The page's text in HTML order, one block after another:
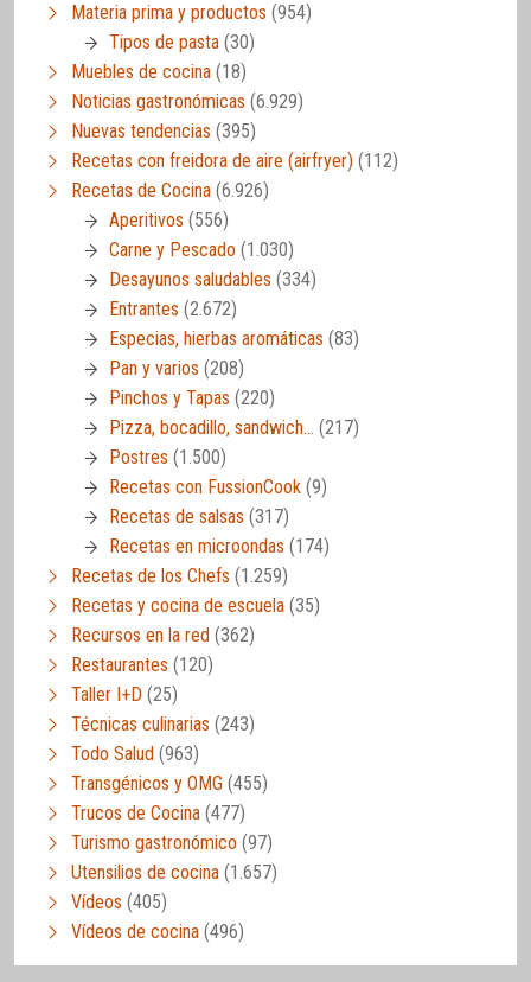
Materia prima y productos (954)
Tipos de pasta (30)
Muebles de cocina (18)
Noticias gastronómicas (6.929)
Nuevas tendencias (395)
Recetas con freidora de aire (airfryer) (112)
Recetas de Cocina (6.926)
Aperitivos (556)
Carne y Pescado (1.030)
Desayunos saludables (334)
Entrantes (2.672)
Especias, hierbas aromáticas (83)
Pan y varios (208)
Pinchos y Tapas (220)
Pizza, bocadillo, sandwich… (217)
Postres (1.500)
Recetas con FussionCook (9)
Recetas de salsas (317)
Recetas en microondas (174)
Recetas de los Chefs (1.259)
Recetas y cocina de escuela (35)
Recursos en la red (362)
Restaurantes (120)
Taller I+D (25)
Técnicas culinarias (243)
Todo Salud (963)
Transgénicos y OMG (455)
Trucos de Cocina (477)
Turismo gastronómico (97)
Utensilios de cocina (1.657)
Vídeos (405)
Vídeos de cocina (496)